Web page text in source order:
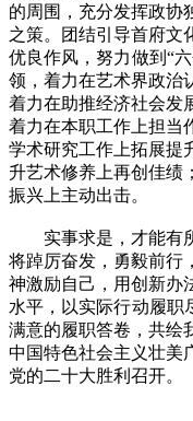
的周围，充分发挥政协
之策。团结引导首府文
优良作风，努力做到“
领，着力在艺术界政治
着力在助推经济社会发
着力在本职工作上担当
学术研究工作上拓展提
升艺术修养上再创佳绩
振兴上主动出击。
实事求是，才能有所
将踔厉奋发，勇毅前行
神激励自己，用创新办
水平，以实际行动履职
满意的履职答卷，共绘
中国特色社会主义壮美
党的二十大胜利召开。